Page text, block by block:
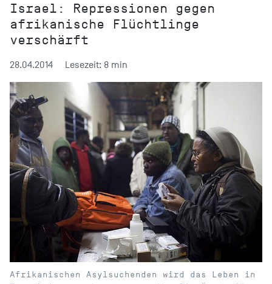
Israel: Repressionen gegen
afrikanische Flüchtlinge
verschärft
28.04.2014 Lesezeit: 8 min
Afrikanischen Asylsuchenden wird das Leben in